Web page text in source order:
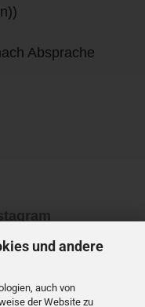
und andere
auch von
der Website zu
Absprache